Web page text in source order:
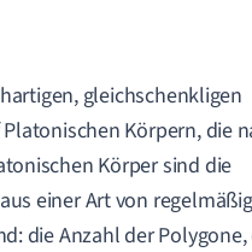
gleichschenkligen
Körpern, die
Körper sind die
einer Art von
die Anzahl der Polygone,